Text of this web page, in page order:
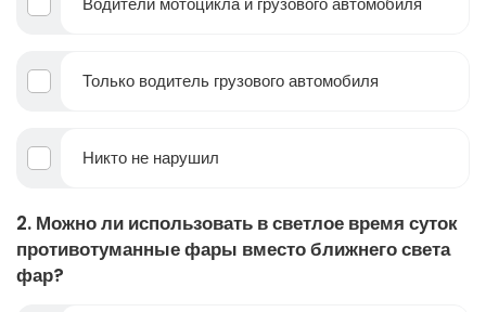
Только водитель грузового автомобиля
Никто не нарушил
2. Можно ли использовать в светлое время суток
противотуманные фары вместо ближнего света
фар?